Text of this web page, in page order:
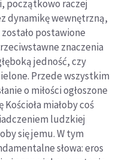
początkowo raczej
dynamikę wewnętrzną,
postawione
znaczenia
jedność, czy
Przede wszystkim
o miłości ogłoszone
miałoby coś
ludzkiej
się jemu. W tym
słowa: eros